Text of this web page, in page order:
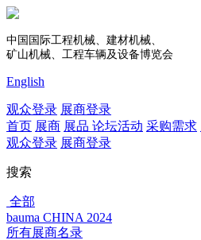
中国国际工程机械、建材机械、
矿山机械、工程车辆及设备博览会
English
观众登录 展商登录
首页 展商 展品 论坛活动 采购需求
观众登录 展商登录
搜索
全部
bauma CHINA 2024
所有展商名录